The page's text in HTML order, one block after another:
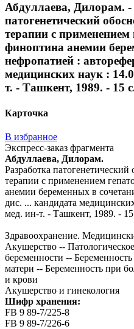
Абдуллаева, Дилорам. -
патогенетический
терапии с применением
финоптина анемии
нефропатией :
медицинских наук :
т. - Ташкент, 1989. - 15
Карточка
В избранное
Экспресс-заказ фрагмента
Абдуллаева, Дилорам.
Разработка
терапии с применением
анемии беременных в
дис. ... кандидата
мед. ин-т. - Ташкент, 1989. - 15
Здравоохранение.
Акушерство --
беременности --
матери -- Беременность при
и крови
Акушерство и гинекология
Шифр хранения:
FB 9 89-7/225-8
FB 9 89-7/226-6